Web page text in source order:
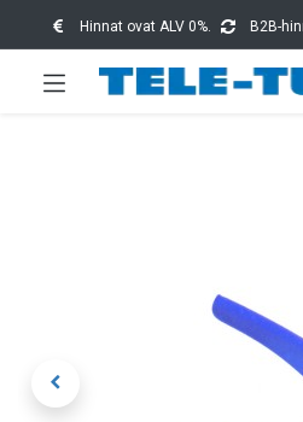
Hinnat ovat ALV 0%. B2B-